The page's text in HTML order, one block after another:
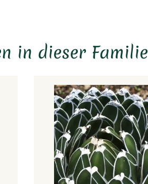
in dieser Familie